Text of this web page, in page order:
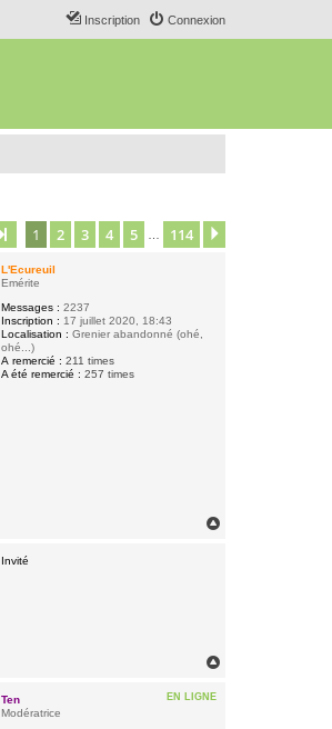
Connexion
Inscription
Page sur114
1 2 3 4 5 114
L'Ecureuil
Emérite
Messages : 2237
Inscription : 17 juillet 2020, 18:43
Localisation : Grenier abandonné (ohé,
ohé...)
A remercié : 211 times
A été remercié : 257 times
Invité
EN LIGNE
Ten
Modératrice